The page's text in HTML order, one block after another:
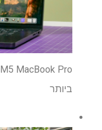
ביותר